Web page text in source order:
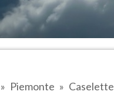
Piemonte Caselette